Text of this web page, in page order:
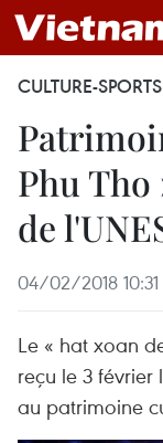
CULTURE-SPORTS
Phu
de
04/02/2018 10:31
​Le « hat xoan
reçu le 3 février
au patrimoine